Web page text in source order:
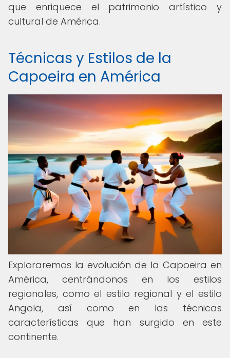
que enriquece el patrimonio artístico y
cultural de América.
Técnicas y Estilos de la
Capoeira en América
Exploraremos la evolución de la Capoeira en
América, centrándonos en los estilos
regionales, como el estilo regional y el estilo
Angola, así como en las técnicas
características que han surgido en este
continente.